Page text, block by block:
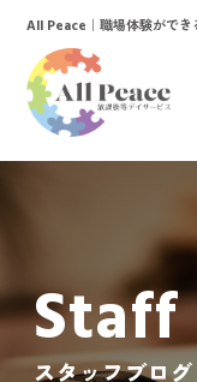
ホーム
活動内容
ご利用までの
All Peace ｜職場体験ができ
スタッフブロ